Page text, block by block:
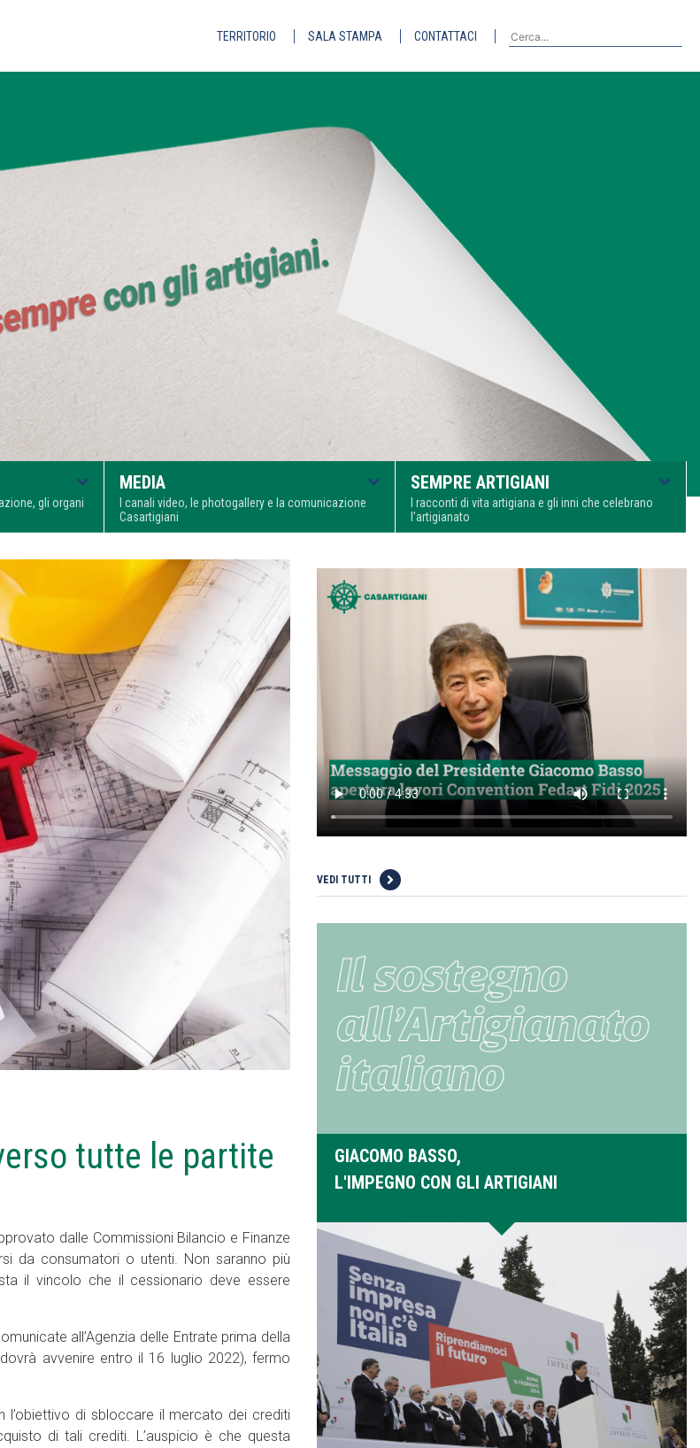
TERRITORIO SALA STAMPA CONTATTACI
gli organi
MEDIA
I canali video, le photogallery e la comunicazione
Casartigiani
SEMPRE ARTIGIANI
I racconti di vita artigiana e gli inni che celebrano
l’artigianato
tutte le partite
dalle Commissioni Bilancio e Finanze
da consumatori o utenti. Non saranno più
il vincolo che il cessionario deve essere
all’Agenzia delle Entrate prima della
avvenire entro il 16 luglio 2022), fermo
l’obiettivo di sbloccare il mercato dei crediti
di tali crediti. L’auspicio è che questa
VEDI TUTTI
GIACOMO BASSO,
L'IMPEGNO CON GLI ARTIGIANI